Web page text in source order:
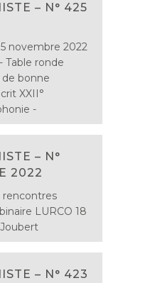
– N° 425
novembre 2022
Table ronde
bonne
XXII°
-
– N°
2022
rencontres
LURCO 18
– N° 423